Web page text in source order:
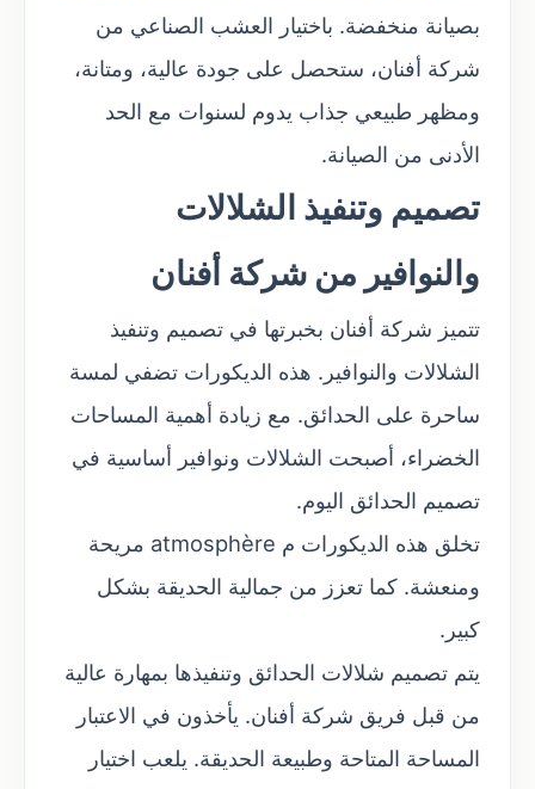
بصيانة منخفضة. باختيار العشب الصناعي من
شركة أفنان، ستحصل على جودة عالية، ومتانة،
ومظهر طبيعي جذاب يدوم لسنوات مع الحد
الأدنى من الصيانة.
تصميم وتنفيذ الشلالات
والنوافير من شركة أفنان
تتميز شركة أفنان بخبرتها في تصميم وتنفيذ
الشلالات والنوافير. هذه الديكورات تضفي لمسة
ساحرة على الحدائق. مع زيادة أهمية المساحات
الخضراء، أصبحت الشلالات ونوافير أساسية في
تصميم الحدائق اليوم.
تخلق هذه الديكورات م atmosphère مريحة
ومنعشة. كما تعزز من جمالية الحديقة بشكل
كبير.
يتم تصميم شلالات الحدائق وتنفيذها بمهارة عالية
من قبل فريق شركة أفنان. يأخذون في الاعتبار
المساحة المتاحة وطبيعة الحديقة. يلعب اختيار